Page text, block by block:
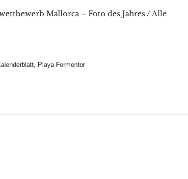
Mallorca – Foto des Jahres / Alle
, Playa Formentor